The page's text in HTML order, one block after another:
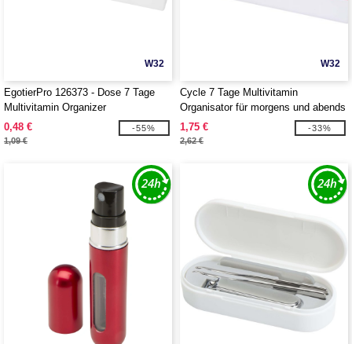
W32
EgotierPro 126373 - Dose 7 Tage
Multivitamin Organizer
0,48 €
1,09 €
-55%
W32
Cycle 7 Tage Multivitamin
Organisator für morgens und abends
- EgotierPro 126374
1,75 €
2,62 €
-33%